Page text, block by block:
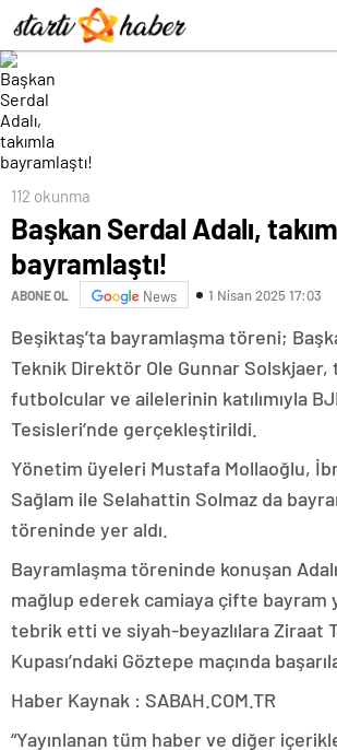
112 okunma
Başkan Serdal Adalı,
bayramlaştı!
ABONE OL News 1 Nisan 2025 17:03
Beşiktaş’ta bayramlaşma töreni;
Teknik Direktör Ole Gunnar Solskjaer,
futbolcular ve ailelerinin katılımıyla
Tesisleri’nde gerçekleştirildi.
Yönetim üyeleri Mustafa Mollaoğlu,
Sağlam ile Selahattin Solmaz da
töreninde yer aldı.
Bayramlaşma töreninde konuşan
mağlup ederek camiaya çifte bayram
tebrik etti ve siyah-beyazlılara Ziraat
Kupası’ndaki Göztepe maçında
Haber Kaynak : SABAH.COM.TR
“Yayınlanan tüm haber ve diğer